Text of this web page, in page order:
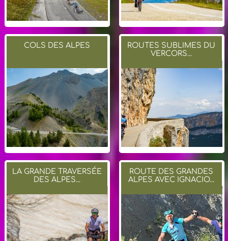
COLS DES ALPES
ROUTES SUBLIMES DU
VERCORS...
LA GRANDE TRAVERSÉE
DES ALPES...
ROUTE DES GRANDES
ALPES AVEC IGNACIO...